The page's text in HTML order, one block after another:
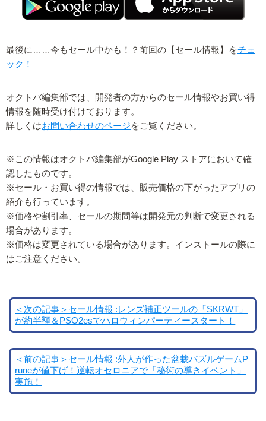
最後に……今もセール中かも！？前回の【セール情報】をチェ
ック！
オクトバ編集部では、開発者の方からのセール情報やお買い得
情報を随時受け付けております。
詳しくはお問い合わせのページをご覧ください。
※この情報はオクトバ編集部がGoogle Play ストアにおいて確
認したものです。
※セール・お買い得の情報では、販売価格の下がったアプリの
紹介も行っています。
※価格や割引率、セールの期間等は開発元の判断で変更される
場合があります。
※価格は変更されている場合があります。インストールの際に
はご注意ください。
＜次の記事＞セール情報 :レンズ補正ツールの「SKRWT」
が約半額＆PSO2esでハロウィンパーティースタート！
＜前の記事＞セール情報 :外人が作った盆栽パズルゲームP
runeが値下げ！逆転オセロニアで「秘術の導きイベント」
実施！